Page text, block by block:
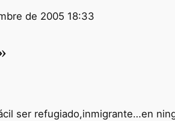
de 2005 18:33
ser refugiado,inmigrante…en